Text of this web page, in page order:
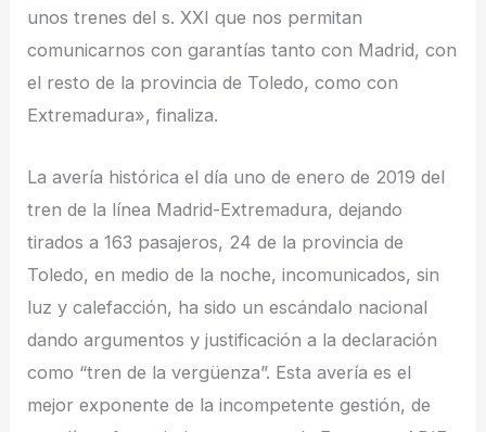
unos trenes del s. XXI que nos permitan
comunicarnos con garantías tanto con Madrid, con
el resto de la provincia de Toledo, como con
Extremadura», finaliza.
La avería histórica el día uno de enero de 2019 del
tren de la línea Madrid-Extremadura, dejando
tirados a 163 pasajeros, 24 de la provincia de
Toledo, en medio de la noche, incomunicados, sin
luz y calefacción, ha sido un escándalo nacional
dando argumentos y justificación a la declaración
como “tren de la vergüenza”. Esta avería es el
mejor exponente de la incompetente gestión, de